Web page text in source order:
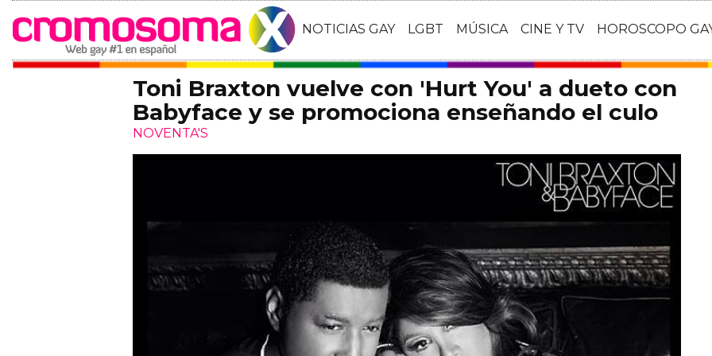
NOTICIAS GAY LGBT MÚSICA CINE Y TV HOROSCOPO
Toni Braxton vuelve con 'Hurt You' a dueto con
Babyface y se promociona enseñando el culo
NOVENTA'S